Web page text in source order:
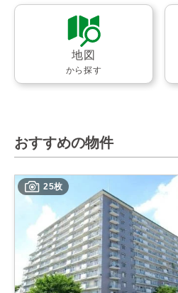
地図
から探す
おすすめの物件
25枚